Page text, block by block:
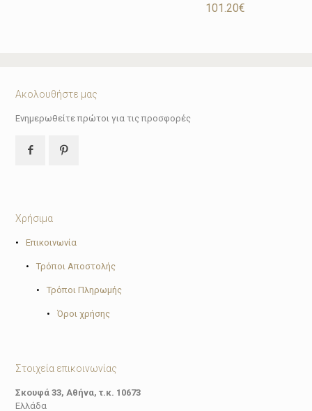
101.20€
Ακολουθήστε μας
Ενημερωθείτε πρώτοι για τις προσφορές
Χρήσιμα
• Επικοινωνία
• Τρόποι Αποστολής
• Τρόποι Πληρωμής
• Όροι χρήσης
Στοιχεία επικοινωνίας
Σκουφά 33, Αθήνα, τ.κ. 10673
Ελλάδα